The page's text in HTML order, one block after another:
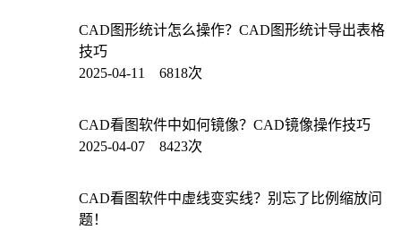
CAD图形统计怎么操作？CAD图形统计导出表格
技巧
2025-04-11 6818次
CAD看图软件中如何镜像？CAD镜像操作技巧
2025-04-07 8423次
CAD看图软件中虚线变实线？别忘了比例缩放问
题！